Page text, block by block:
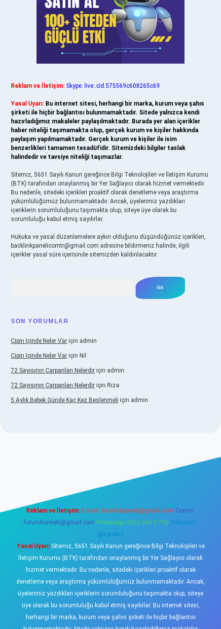
Reklam ve İletişim: Skype: live:.cid.575569c608265c69
Yasal Uyarı: Bu internet sitesi, herhangi bir marka, kurum veya şahıs
şirketi ile hiçbir bağlantısı bulunmamaktadır. Sitede yalnızca kendi
hazırladığımız makaleler paylaşılmaktadır. Burada yer alan içerikler
haber niteliği taşımamakta olup, gerçek kurum ve kişiler hakkında
paylaşım yapılmamaktadır. Gerçek kurum ve kişiler ile isim
benzerlikleri tamamen tesadüfidir. Sitemizdeki bilgiler taslak
halindedir ve tavsiye niteliği taşımazlar.
Sitemiz, 5651 Sayılı Kanun gereğince Bilgi Teknolojileri ve İletişim Kurumu
(BTK) tarafından onaylanmış bir Yer Sağlayıcı olarak hizmet vermektedir.
Bu nedenle, sitedeki içerikleri proaktif olarak denetleme veya araştırma
yükümlülüğümüz bulunmamaktadır. Ancak, üyelerimiz yazdıkları
içeriklerin sorumluluğunu taşımakta olup, siteye üye olarak bu
sorumluluğu kabul etmiş sayılırlar.
Hukuka ve yasal düzenlemelere aykırı olduğunu düşündüğünüz içerikleri,
backlinkpanelicomtr@gmail.com adresine bildirmeniz halinde, ilgili
içerikler yasal süre içerisinde sitemizden kaldırılacaktır.
SON YORUMLAR
Çipin Içinde Neler Var için admin
Çipin Içinde Neler Var için Nil
72 Sayısının Çarpanları Nelerdir için admin
72 Sayısının Çarpanları Nelerdir için Rıza
5 Aylık Bebek Günde Kaç Kez Beslenmeli için admin
Reklam ve İletişim: E-mail: backlinkpaneli@gmail.com Teams:
forumhizmeti@gmail.com Whatsapp: 0262 606 0 726 Telegram:
@karabul
Yasal Uyarı:Sitemiz, 5651 Sayılı Kanun gereğince Bilgi Teknolojileri ve
İletişim Kurumu (BTK) tarafından onaylanmış bir Yer Sağlayıcı olarak
hizmet vermektedir. Bu nedenle, sitedeki içerikleri proaktif olarak
denetleme veya araştırma yükümlülüğümüz bulunmamaktadır. Ancak,
üyelerimiz yazdıkları içeriklerin sorumluluğunu taşımakta olup, siteye
üye olarak bu sorumluluğu kabul etmiş sayılırlar. Bu internet sitesi,
herhangi bir marka, kurum veya şahıs şirketi ile hiçbir bağlantısı